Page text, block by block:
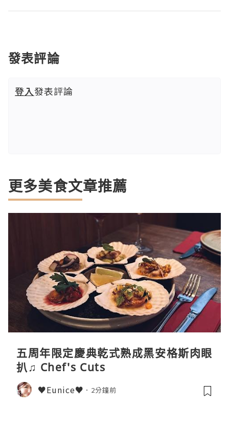
發表評論
登入發表評論
更多美食文章推薦
五周年限定慶典乾式熟成黑安格斯肉眼
扒♫ Chef's Cuts
♥Eunice♥ 2分鐘前